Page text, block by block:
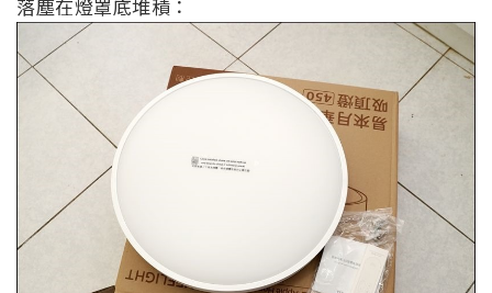
落塵在燈罩底堆積：